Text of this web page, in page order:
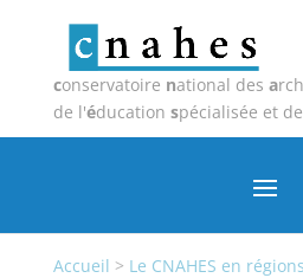
conservatoire national des a
de l'éducation spécialisée et
Accueil > Le CNAHES en régions